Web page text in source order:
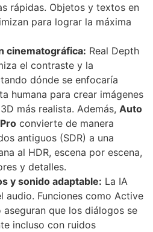
rápidas. Objetos y textos en
para lograr la máxima
cinematográfica: Real Depth
el contraste y la
dónde se enfocaría
humana para crear imágenes
más realista. Además, Auto
convierte de manera
antiguos (SDR) a una
al HDR, escena por escena,
y detalles.
y sonido adaptable: La IA
audio. Funciones como Active
que los diálogos se
incluso con ruidos